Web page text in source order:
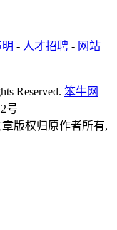
- 人才招聘 - 网站
Reserved. 笨牛网
号
章版权归原作者所有,